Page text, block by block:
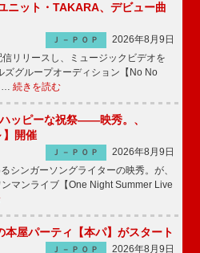
ニット・TAKARA、デビュー曲
Ｊ－ＰＯＰ
2026年8月9日
リリースし、ミュージックビデオを
グループオーディション【No No
… 続きを読む
ッピーな祝祭――映秀。、
】開催
Ｊ－ＰＯＰ
2026年8月9日
ンガーソングライターの映秀。が、
マンライブ【One Night Summer Live
屋パーティ【本パ】がスタート
Ｊ－ＰＯＰ 2026年8月9日